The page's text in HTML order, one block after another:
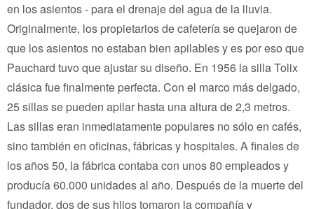
en los asientos - para el drenaje del agua de la lluvia.
Originalmente, los propietarios de cafetería se quejaron de
que los asientos no estaban bien apilables y es por eso que
Pauchard tuvo que ajustar su diseño. En 1956 la silla Tolix
clásica fue finalmente perfecta. Con el marco más delgado,
25 sillas se pueden apilar hasta una altura de 2,3 metros.
Las sillas eran inmediatamente populares no sólo en cafés,
sino también en oficinas, fábricas y hospitales. A finales de
los años 50, la fábrica contaba con unos 80 empleados y
producía 60.000 unidades al año. Después de la muerte del
fundador, dos de sus hijos tomaron la compañía y